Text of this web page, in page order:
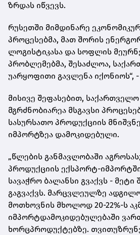
ზრდას იწვევს.
რუსეთში მიმდინარე
პროცესებმა, მათ შორის
ლოგისტიკასა და სოფლის
პრობლემებმა, შესაძლოა,
უარყოფითი გავლენა იქონიოს“,
მისივე შეფასებით,
მგრძნობიარეა მსგავსი
სასურსათო პროდუქციის
იმპორტზეა დამოკიდებული.
„წლების განმავლობაში
პროდუქციის ექსპორტ-
სავაჭრო ბალანსი გვაქვს - მეტი
გაგვაქვს. მარცვლეულზე
მოთხოვნის მხოლოდ 20-22%-ს
იმპორტდამოკიდებულებაში
ხორცპროდუქტებზე.